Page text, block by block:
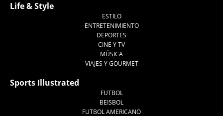
Life & Style
ESTILO
ENTRETENIMIENTO
DEPORTES
CINE Y TV
MÚSICA
VIAJES Y GOURMET
Sports Illustrated
FUTBOL
BEISBOL
FUTBOL AMERICANO